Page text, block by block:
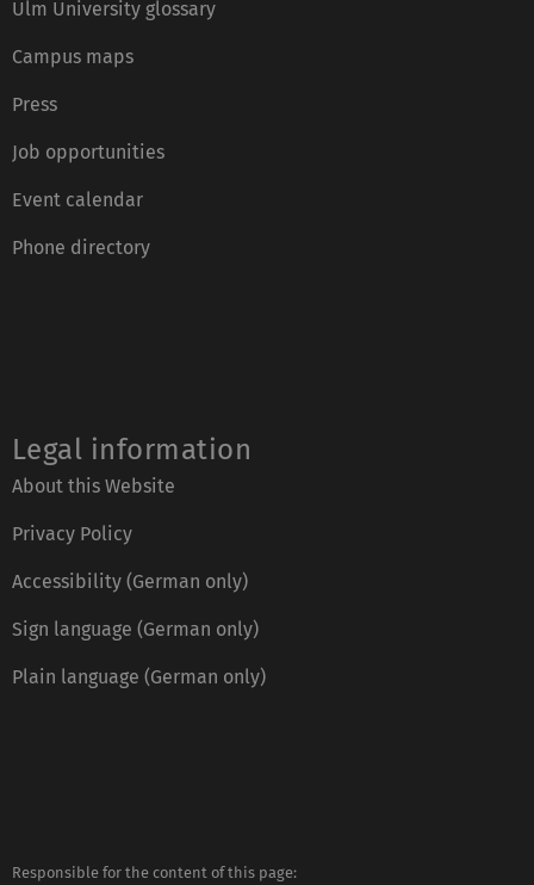
Ulm University glossary
Campus maps
Press
Job opportunities
Event calendar
Phone directory
Legal information
About this Website
Privacy Policy
Accessibility (German only)
Sign language (German only)
Plain language (German only)
Responsible for the content of this page: